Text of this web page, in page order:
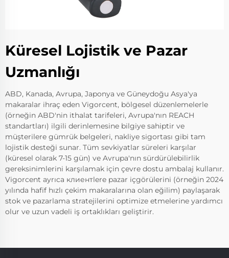
Küresel Lojistik ve Pazar
Uzmanlığı
ABD, Kanada, Avrupa, Japonya ve Güneydoğu Asya'ya
makaralar ihraç eden Vigorcent, bölgesel düzenlemelerle
(örneğin ABD'nin ithalat tarifeleri, Avrupa'nın REACH
standartları) ilgili derinlemesine bilgiye sahiptir ve
müşterilere gümrük belgeleri, nakliye sigortası gibi tam
lojistik desteği sunar. Tüm sevkiyatlar süreleri karşılar
(küresel olarak 7-15 gün) ve Avrupa'nın sürdürülebilirlik
gereksinimlerini karşılamak için çevre dostu ambalaj kullanır.
Vigorcent ayrıca клиентlere pazar içgörülerini (örneğin 2024
yılında hafif hızlı çekim makaralarına olan eğilim) paylaşarak
stok ve pazarlama stratejilerini optimize etmelerine yardımcı
olur ve uzun vadeli iş ortaklıkları geliştirir.